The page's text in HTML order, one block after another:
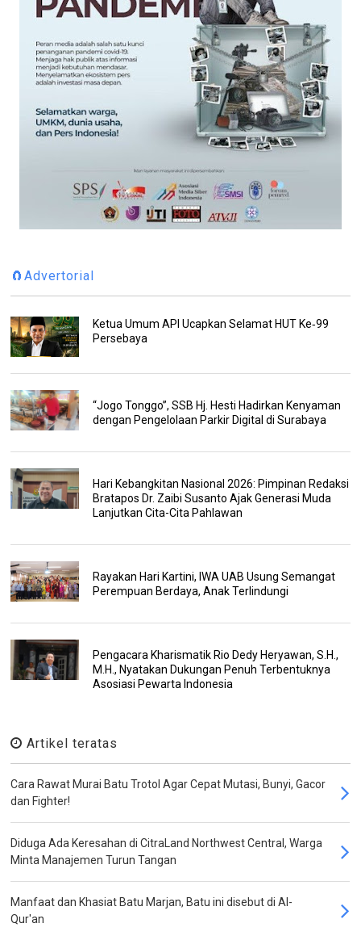
🧲Advertorial
Ketua Umum API Ucapkan Selamat HUT Ke‑99
Persebaya
“Jogo Tonggo”, SSB Hj. Hesti Hadirkan Kenyaman
dengan Pengelolaan Parkir Digital di Surabaya
Hari Kebangkitan Nasional 2026: Pimpinan Redaksi
Bratapos Dr. Zaibi Susanto Ajak Generasi Muda
Lanjutkan Cita-Cita Pahlawan
Rayakan Hari Kartini, IWA UAB Usung Semangat
Perempuan Berdaya, Anak Terlindungi
Pengacara Kharismatik Rio Dedy Heryawan, S.H.,
M.H., Nyatakan Dukungan Penuh Terbentuknya
Asosiasi Pewarta Indonesia
Artikel teratas
Cara Rawat Murai Batu Trotol Agar Cepat Mutasi, Bunyi, Gacor
dan Fighter!
Diduga Ada Keresahan di CitraLand Northwest Central, Warga
Minta Manajemen Turun Tangan
Manfaat dan Khasiat Batu Marjan, Batu ini disebut di Al-
Qur'an